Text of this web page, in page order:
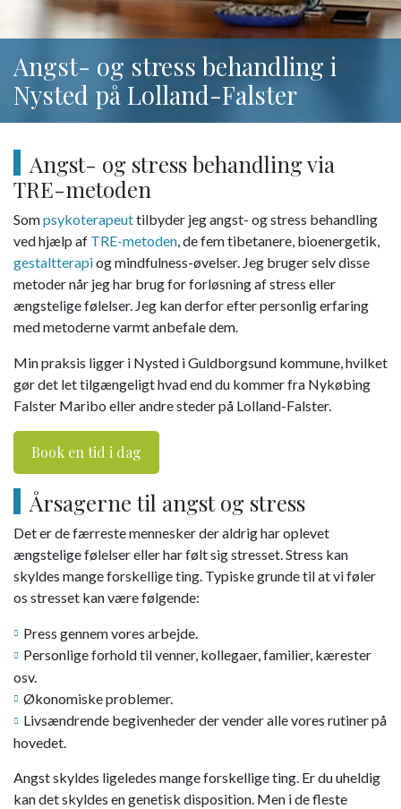
Angst- og stress behandling i
Nysted på Lolland-Falster
Angst- og stress behandling via
TRE-metoden
Sompsykoterapeuttilbyder jeg angst- og stress behandling
ved hjælp af TRE-metoden , de fem tibetanere, bioenergetik,
gestaltterapiog mindfulness-øvelser. Jeg bruger selv disse
metoder når jeg har brug for forløsning af stress eller
ængstelige følelser. Jeg kan derfor efter personlig erfaring
med metoderne varmt anbefale dem.
Min praksis ligger i Nysted i Guldborgsund kommune, hvilket
gør det let tilgængeligt hvad end du kommer fra Nykøbing
Falster Maribo eller andre steder på Lolland-Falster.
Book en tid i dag
Årsagerne til angst og stress
​Det er de færreste mennesker der aldrig har oplevet
ængstelige følelser eller har følt sig stresset. Stress kan
skyldes mange forskellige ting. Typiske grunde til at vi føler
os stresset kan være følgende:
Press gennem vores arbejde.
Personlige forhold til venner, kollegaer, familier, kærester
osv.
Økonomiske problemer.
Livsændrende begivenheder der vender alle vores rutiner på
hovedet.
Angst skyldes ligeledes mange forskellige ting. Er du uheldig
kan det skyldes en genetisk disposition. Men i de fleste